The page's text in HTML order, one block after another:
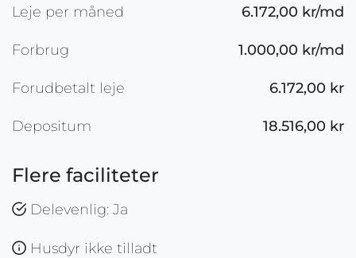
Leje per måned 6.172,00 kr/md
Forbrug 1.000,00 kr/md
Forudbetalt leje 6.172,00 kr
Depositum 18.516,00 kr
Flere faciliteter
Delevenlig: Ja
Husdyr ikke tilladt